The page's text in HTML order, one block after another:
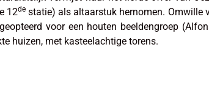
12destatie) als altaarstuk hernomen. Omwille
voor een houten beeldengroep
huizen, met kasteelachtige torens.